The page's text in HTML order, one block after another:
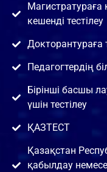
Магистратураға
кешенді тестілеу
Докторантураға
Педагогтердің
Бірінші басшы
үшін тестілеу
ҚАЗТЕСТ
Қазақстан
қабылдау